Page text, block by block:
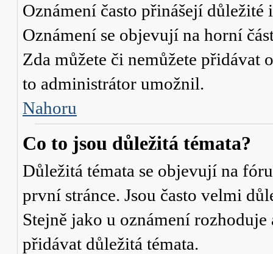
Oznámení často přinášejí
Oznámení se objevují na horní
Zda můžete či nemůžete přidávat
to administrátor umožnil.
Nahoru
Co to jsou důležitá témata?
Důležitá témata se objevují na
první stránce. Jsou často velmi
Stejně jako u oznámení
přidávat důležitá témata.